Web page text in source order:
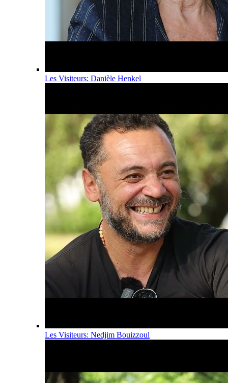
Les Visiteurs: Danièle Henkel
Les Visiteurs: Nedjim Bouizzoul